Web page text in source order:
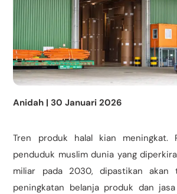
Anidah | 30 Januari 2026
Tren produk halal kian meningkat.
penduduk muslim dunia yang
miliar pada 2030, dipastikan akan
peningkatan belanja produk dan